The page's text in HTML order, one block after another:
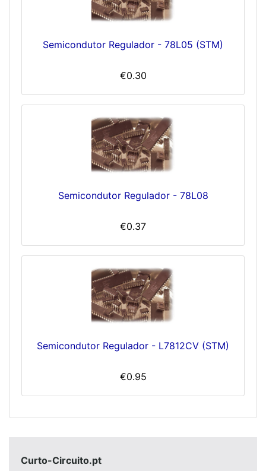
Semicondutor Regulador - 78L05 (STM)
€0.30
Semicondutor Regulador - 78L08
€0.37
Semicondutor Regulador - L7812CV (STM)
€0.95
Curto-Circuito.pt